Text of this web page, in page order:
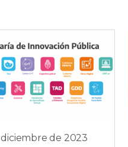
de 2023